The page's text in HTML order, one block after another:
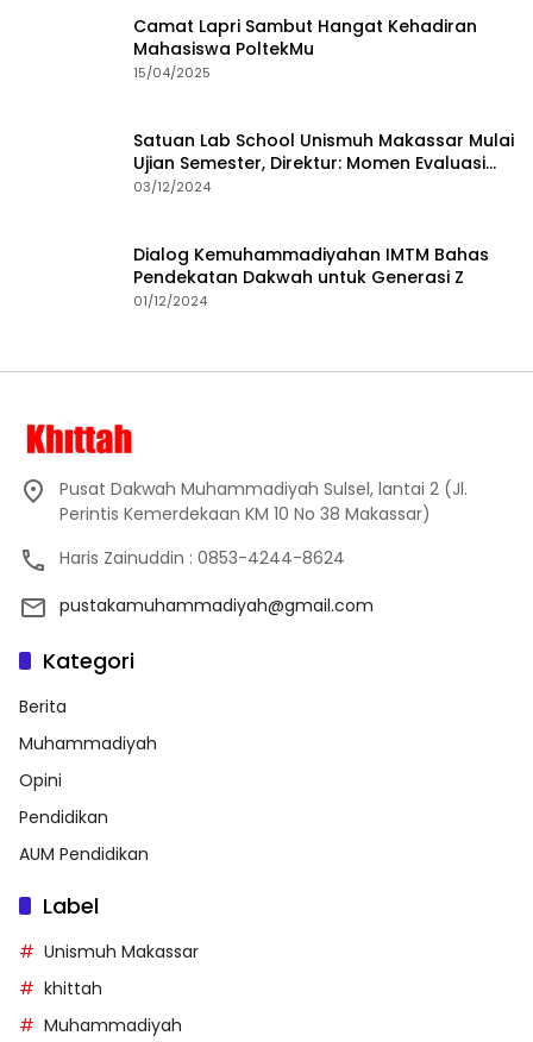
Camat Lapri Sambut Hangat Kehadiran
Mahasiswa PoltekMu
15/04/2025
Satuan Lab School Unismuh Makassar Mulai
Ujian Semester, Direktur: Momen Evaluasi
Proses Pembelajaran
03/12/2024
Dialog Kemuhammadiyahan IMTM Bahas
Pendekatan Dakwah untuk Generasi Z
01/12/2024
Pusat Dakwah Muhammadiyah Sulsel, lantai 2 (Jl.
Perintis Kemerdekaan KM 10 No 38 Makassar)
Haris Zainuddin : 0853-4244-8624
pustakamuhammadiyah@gmail.com
Kategori
Berita
Muhammadiyah
Opini
Pendidikan
AUM Pendidikan
Label
Unismuh Makassar
khittah
Muhammadiyah